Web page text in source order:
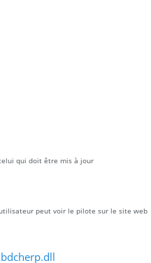
qui doit être mis à jour
peut voir le pilote sur le site web